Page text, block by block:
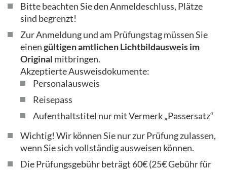
Bitte beachten Sie den Anmeldeschluss, Plätze
sind begrenzt!
Zur Anmeldung und am Prüfungstag müssen Sie
einengültigen amtlichen Lichtbildausweis im
Original mitbringen.
Akzeptierte Ausweisdokumente:
Personalausweis
Reisepass
Aufenthaltstitel nur mit Vermerk „Passersatz“
Wichtig! Wir können Sie nur zur Prüfung zulassen,
wenn Sie sich vollständig ausweisen können.
Die Prüfungsgebühr beträgt 60€ (25€ Gebühr für